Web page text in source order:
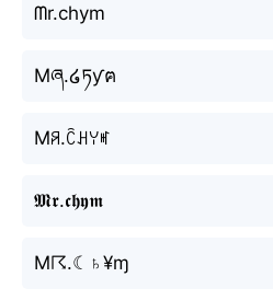
ᗰr.chym
Mཞ.໒ཏƴฅ
Mꋪ.ꉓꃅꌩꎭ
𝕸𝖗.𝖈𝖍𝖞𝖒
M☈.☾♄¥ɱ